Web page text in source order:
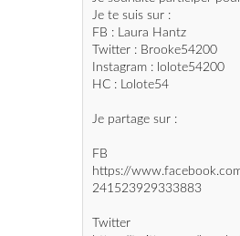
Instagram : lolote54200
HC : Lolote54
Je partage sur :
https://
241523929333883
https://twitter.com/
HC: http://